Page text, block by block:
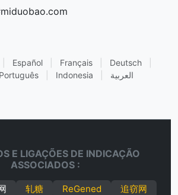
Español Français Deutsch
Português Indonesia العربية
E LIGAÇÕES DE INDICAÇÃO
ASSOCIADOS :
轧糖 ReGened
追窃网